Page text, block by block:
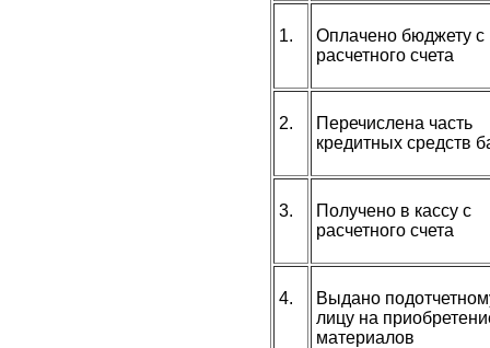
1.
Оплачено бюджету с
расчетного счета
2.
Перечислена часть
кредитных средств
3.
Получено в кассу с
расчетного счета
4.
Выдано
лицу на
материалов